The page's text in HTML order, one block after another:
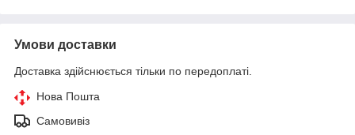
Умови доставки
Доставка здійснюється тільки по передоплаті.
Нова Пошта
Самовивіз